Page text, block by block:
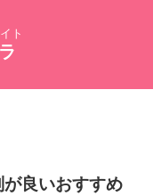
ト
が良いおすすめ